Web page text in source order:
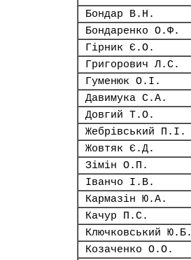
Бондар В.Н.
Бондаренко О.Ф.
Гірник Є.О.
Григорович Л.С.
Гуменюк О.І.
Давимука С.А.
Довгий Т.О.
Жебрівський П.І.
Жовтяк Є.Д.
Зімін О.П.
Іванчо І.В.
Кармазін Ю.А.
Качур П.С.
Ключковський Ю.Б.
Козаченко О.О.